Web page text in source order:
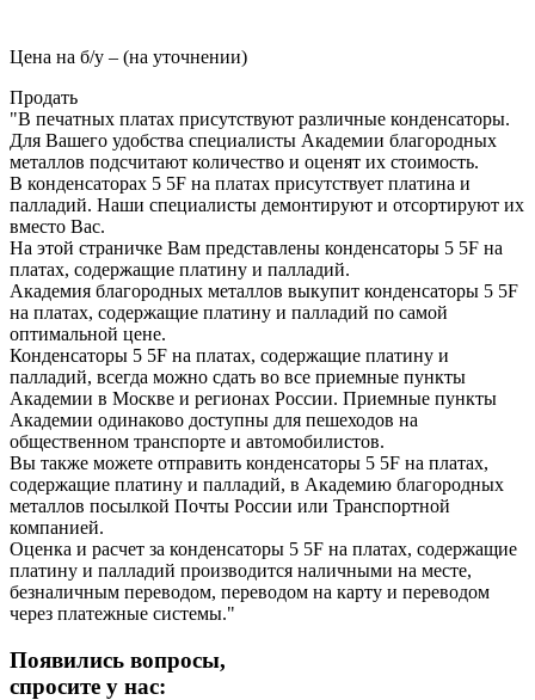
Цена на б/у – (на уточнении)
Продать
"В печатных платах присутствуют различные конденсаторы.
Для Вашего удобства специалисты Академии благородных
металлов подсчитают количество и оценят их стоимость.
В конденсаторах 5 5F на платах присутствует платина и
палладий. Наши специалисты демонтируют и отсортируют их
вместо Вас.
На этой страничке Вам представлены конденсаторы 5 5F на
платах, содержащие платину и палладий.
Академия благородных металлов выкупит конденсаторы 5 5F
на платах, содержащие платину и палладий по самой
оптимальной цене.
Конденсаторы 5 5F на платах, содержащие платину и
палладий, всегда можно сдать во все приемные пункты
Академии в Москве и регионах России. Приемные пункты
Академии одинаково доступны для пешеходов на
общественном транспорте и автомобилистов.
Вы также можете отправить конденсаторы 5 5F на платах,
содержащие платину и палладий, в Академию благородных
металлов посылкой Почты России или Транспортной
компанией.
Оценка и расчет за конденсаторы 5 5F на платах, содержащие
платину и палладий производится наличными на месте,
безналичным переводом, переводом на карту и переводом
через платежные системы."
Появились вопросы,
спросите у нас: